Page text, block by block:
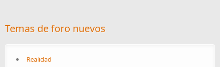
Temas de foro nuevos
Realidad